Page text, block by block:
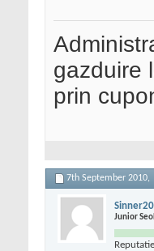
gazduire
prin
7th September 2010,
Sinner20
Junior